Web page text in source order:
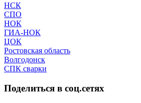
НСК
СПО
НОК
ГИА-НОК
ЦОК
Ростовская область
Волгодонск
СПК сварки
Поделиться в соц.сетях